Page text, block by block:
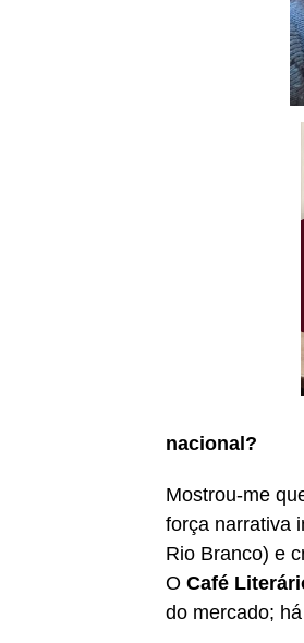
nacional?
Mostrou-me
força narrativa
Rio Branco) e
O Café
do mercado;